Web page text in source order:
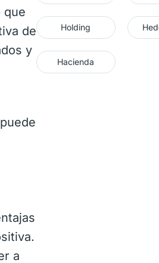
que
de
y
a
Holding
Hacienda